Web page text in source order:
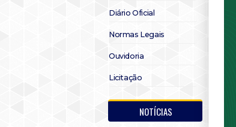
Diário Oficial
Normas Legais
Ouvidoria
Licitação
NOTÍCIAS